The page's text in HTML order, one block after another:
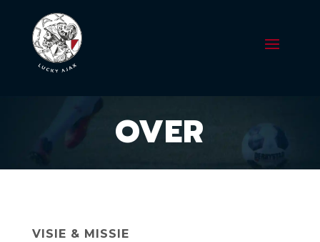
OVER
VISIE & MISSIE